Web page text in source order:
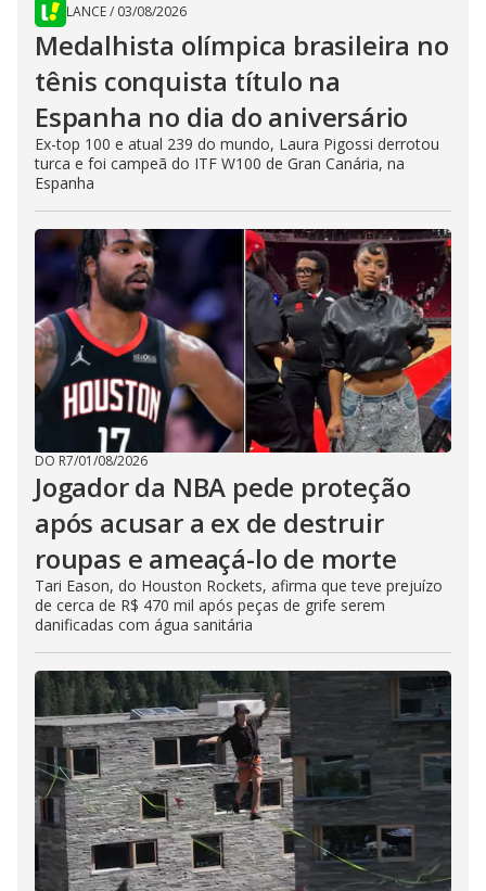
LANCE/ 03/08/2026
Medalhista olímpica brasileira no
tênis conquista título na
Espanha no dia do aniversário
Ex-top 100 e atual 239 do mundo, Laura Pigossi derrotou
turca e foi campeã do ITF W100 de Gran Canária, na
Espanha
DO R7/01/08/2026
Jogador da NBA pede proteção
após acusar a ex de destruir
roupas e ameaçá-lo de morte
Tari Eason, do Houston Rockets, afirma que teve prejuízo
de cerca de R$ 470 mil após peças de grife serem
danificadas com água sanitária